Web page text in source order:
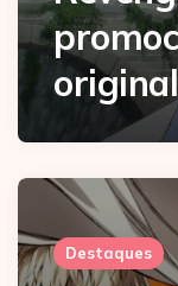
original
Destaques